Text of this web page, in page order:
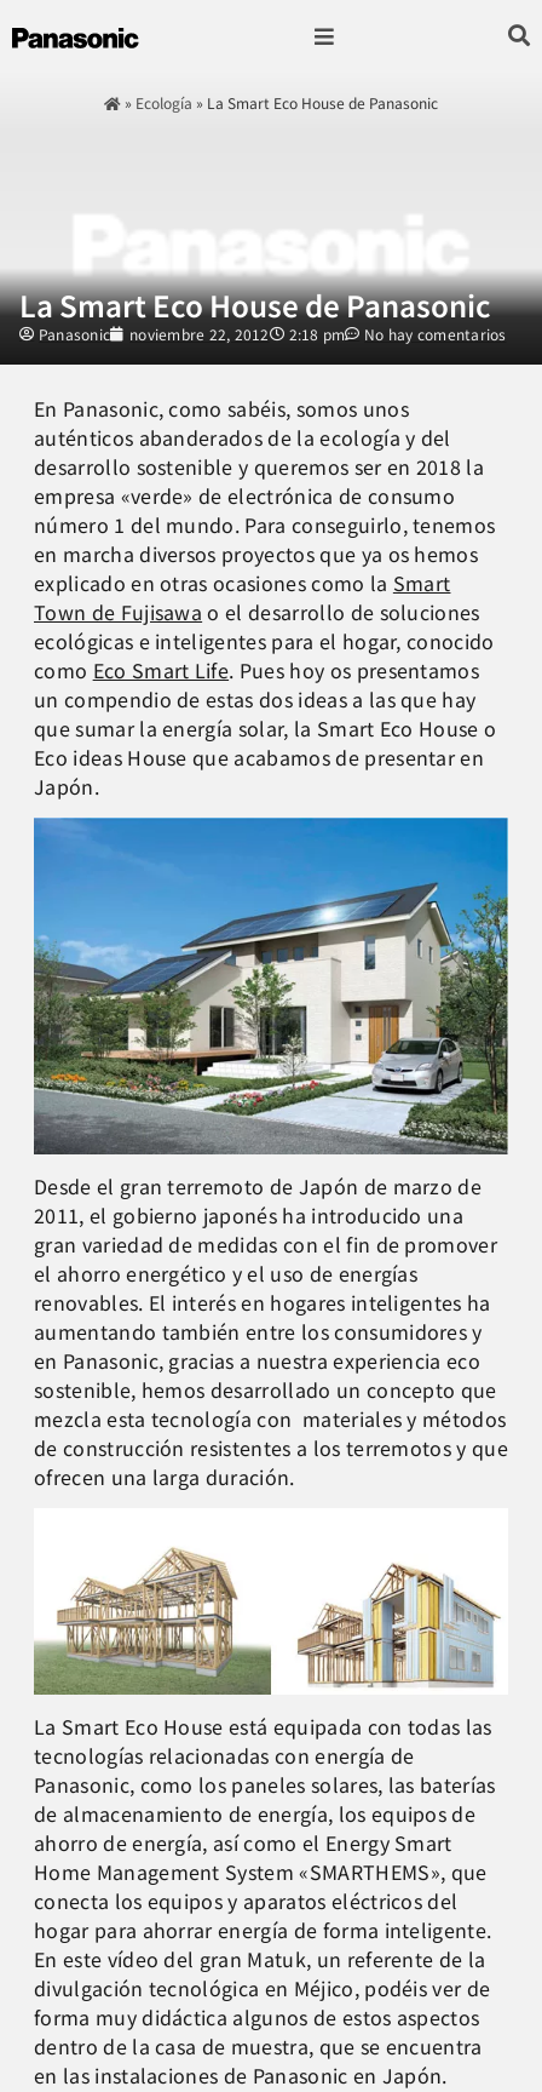
» Ecología » La Smart Eco House de Panasonic
La Smart Eco House de Panasonic
Panasonic noviembre 22, 2012 2:18 pm No hay comentarios
En Panasonic, como sabéis, somos unos
auténticos abanderados de la ecología y del
desarrollo sostenible y queremos ser en 2018 la
empresa «verde» de electrónica de consumo
número 1 del mundo. Para conseguirlo, tenemos
en marcha diversos proyectos que ya os hemos
explicado en otras ocasiones como la Smart
Town de Fujisawa o el desarrollo de soluciones
ecológicas e inteligentes para el hogar, conocido
como Eco Smart Life. Pues hoy os presentamos
un compendio de estas dos ideas a las que hay
que sumar la energía solar, la Smart Eco House o
Eco ideas House que acabamos de presentar en
Japón.
Desde el gran terremoto de Japón de marzo de
2011, el gobierno japonés ha introducido una
gran variedad de medidas con el fin de promover
el ahorro energético y el uso de energías
renovables. El interés en hogares inteligentes ha
aumentando también entre los consumidores y
en Panasonic, gracias a nuestra experiencia eco
sostenible, hemos desarrollado un concepto que
mezcla esta tecnología con materiales y métodos
de construcción resistentes a los terremotos y que
ofrecen una larga duración.
La Smart Eco House está equipada con todas las
tecnologías relacionadas con energía de
Panasonic, como los paneles solares, las baterías
de almacenamiento de energía, los equipos de
ahorro de energía, así como el Energy Smart
Home Management System «SMARTHEMS», que
conecta los equipos y aparatos eléctricos del
hogar para ahorrar energía de forma inteligente.
En este vídeo del gran Matuk, un referente de la
divulgación tecnológica en Méjico, podéis ver de
forma muy didáctica algunos de estos aspectos
dentro de la casa de muestra, que se encuentra
en las instalaciones de Panasonic en Japón.